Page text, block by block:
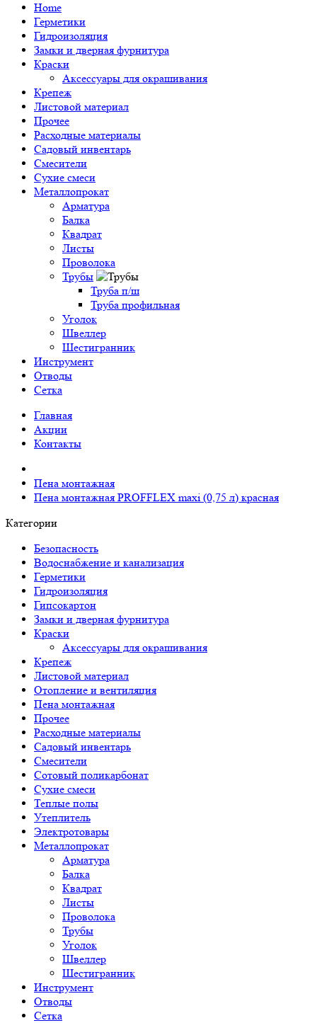
Home
Герметики
Гидроизоляция
Замки и дверная фурнитура
Краски
Аксессуары для окрашивания
Крепеж
Листовой материал
Прочее
Расходные материалы
Садовый инвентарь
Смесители
Сухие смеси
Металлопрокат
Арматура
Балка
Квадрат
Листы
Проволока
Трубы
Труба п/ш
Труба профильная
Уголок
Швеллер
Шестигранник
Инструмент
Отводы
Сетка
Главная
Акции
Контакты
Пена монтажная
Пена монтажная PROFFLEX maxi (0,75 л) красная
Категории
Безопасность
Водоснабжение и канализация
Герметики
Гидроизоляция
Гипсокартон
Замки и дверная фурнитура
Краски
Аксессуары для окрашивания
Крепеж
Листовой материал
Отопление и вентиляция
Пена монтажная
Прочее
Расходные материалы
Садовый инвентарь
Смесители
Сотовый поликарбонат
Сухие смеси
Теплые полы
Утеплитель
Электротовары
Металлопрокат
Арматура
Балка
Квадрат
Листы
Проволока
Трубы
Уголок
Швеллер
Шестигранник
Инструмент
Отводы
Сетка